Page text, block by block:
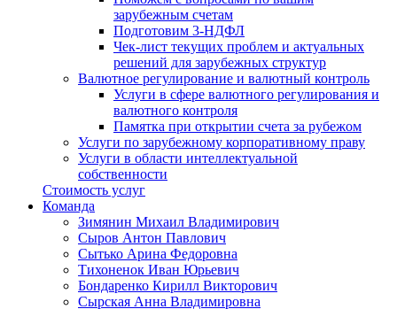
зарубежным счетам
Подготовим 3-НДФЛ
Чек-лист текущих проблем и актуальных
решений для зарубежных структур
Валютное регулирование и валютный контроль
Услуги в сфере валютного регулирования и
валютного контроля
Памятка при открытии счета за рубежом
Услуги по зарубежному корпоративному праву
Услуги в области интеллектуальной
собственности
Стоимость услуг
Команда
Зимянин Михаил Владимирович
Сыров Антон Павлович
Сытько Арина Федоровна
Тихоненок Иван Юрьевич
Бондаренко Кирилл Викторович
Сырская Анна Владимировна